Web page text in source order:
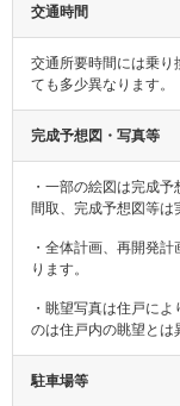
交通時間
交通所要時間には乗り
ても多少異なります。
完成予想図・写真等
・一部の絵図は完成
間取、完成予想図等は
・全体計画、再開発
ります。
・眺望写真は住戸に
のは住戸内の眺望とは
駐車場等